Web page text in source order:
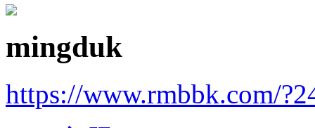
mingduk
https://www.rmbbk.com/